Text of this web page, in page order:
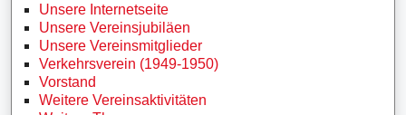
Unsere Internetseite
Unsere Vereinsjubiläen
Unsere Vereinsmitglieder
Verkehrsverein (1949-1950)
Vorstand
Weitere Vereinsaktivitäten